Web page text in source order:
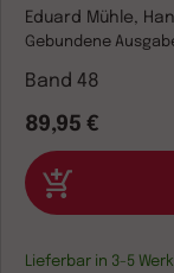
Eduard Mühle,
Gebundene
Band 48
89,95 €
Lieferbar in 3-5